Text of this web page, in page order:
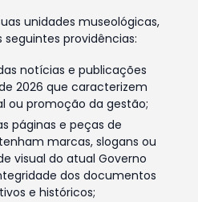
unidades museológicas,
seguintes providências:
notícias e publicações
2026 que caracterizem
ou promoção da gestão;
páginas e peças de
marcas, slogans ou
visual do atual Governo
dos documentos
e históricos;